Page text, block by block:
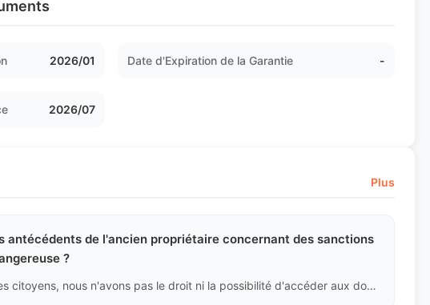
2026/01 Date d'Expiration de la Garantie -
2026/07
Plus
antécédents de l'ancien propriétaire concernant des sanctions
?
Cela concerne la vie privée des citoyens, nous n'avons pas le droit ni la possibilité d'accéder aux dossiers de sanctions de conduite dans le système de la police de la circulation. Nous pouvons seulement déduire s'il y a eu conduite violente en vérifiant si le moteur a été reprogrammé avec un ECU de niveau supérieur (premier ou deuxième niveau) et si la transmission a un historique de surchauffe sévère.